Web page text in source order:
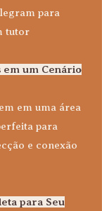
para
tutor
em um Cenário
em uma área
para
e conexão
para Seu